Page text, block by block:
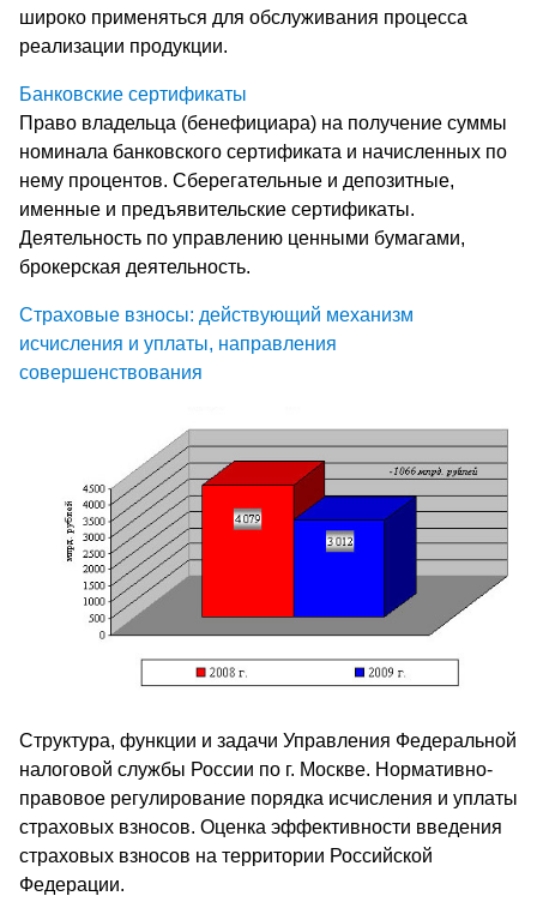
широко применяться для обслуживания процесса
реализации продукции.
Банковские сертификаты
Право владельца (бенефициара) на получение суммы
номинала банковского сертификата и начисленных по
нему процентов. Сберегательные и депозитные,
именные и предъявительские сертификаты.
Деятельность по управлению ценными бумагами,
брокерская деятельность.
Страховые взносы: действующий механизм
исчисления и уплаты, направления
совершенствования
Структура, функции и задачи Управления Федеральной
налоговой службы России по г. Москве. Нормативно-
правовое регулирование порядка исчисления и уплаты
страховых взносов. Оценка эффективности введения
страховых взносов на территории Российской
Федерации.